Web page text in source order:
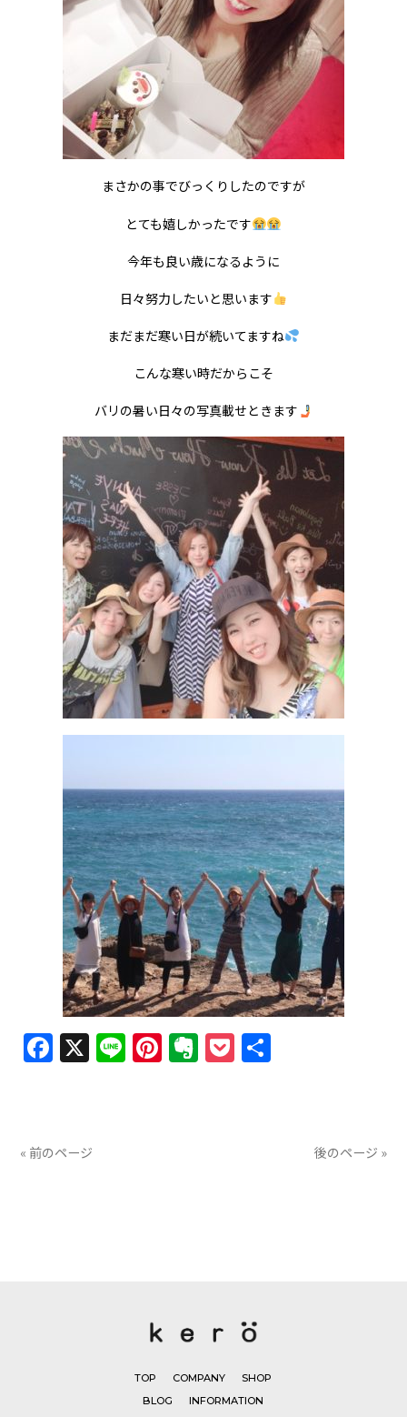
まさかの事でびっくりしたのですが
とても嬉しかったです
今年も良い歳になるように
日々努力したいと思います
まだまだ寒い日が続いてますね
こんな寒い時だからこそ
バリの暑い日々の写真載せときます
Facebook
X LinePinterest
Evernote
Pocket
« 前のページ 後のページ »
TOP COMPANY
SHOP
BLOG
INFORMATION